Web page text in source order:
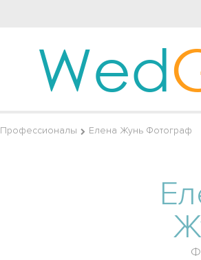
Wed
Профессионалы Елена Жунь Фотограф